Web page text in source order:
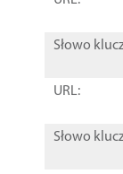
Słowo
URL:
Słowo